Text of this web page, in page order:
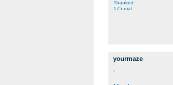
Thanked:
175 mal
yourmaze